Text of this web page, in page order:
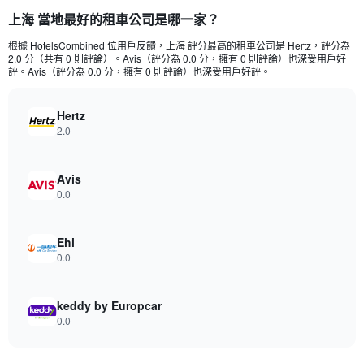
categories.
Range:
91
categories.
The
values.
Range:
3600.
上海 當地最好的租車公司是哪一家？
根據 HotelsCombined 位用戶反饋，上海 評分最高的租車公司是 Hertz，評分為
2.0 分（共有 0 則評論）。Avis（評分為 0.0 分，擁有 0 則評論）也深受用戶好
評。Avis（評分為 0.0 分，擁有 0 則評論）也深受用戶好評。
Hertz
2.0
Avis
0.0
Ehi
0.0
keddy by Europcar
0.0